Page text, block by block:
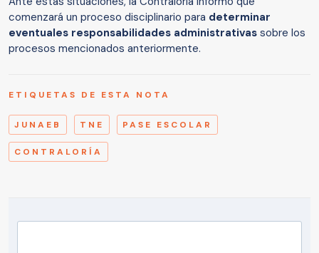
comenzará un proceso disciplinario para determinar
eventuales responsabilidades administrativas sobre los
procesos mencionados anteriormente.
ETIQUETAS DE ESTA NOTA
JUNAEB TNE PASE ESCOLAR
CONTRALORÍA